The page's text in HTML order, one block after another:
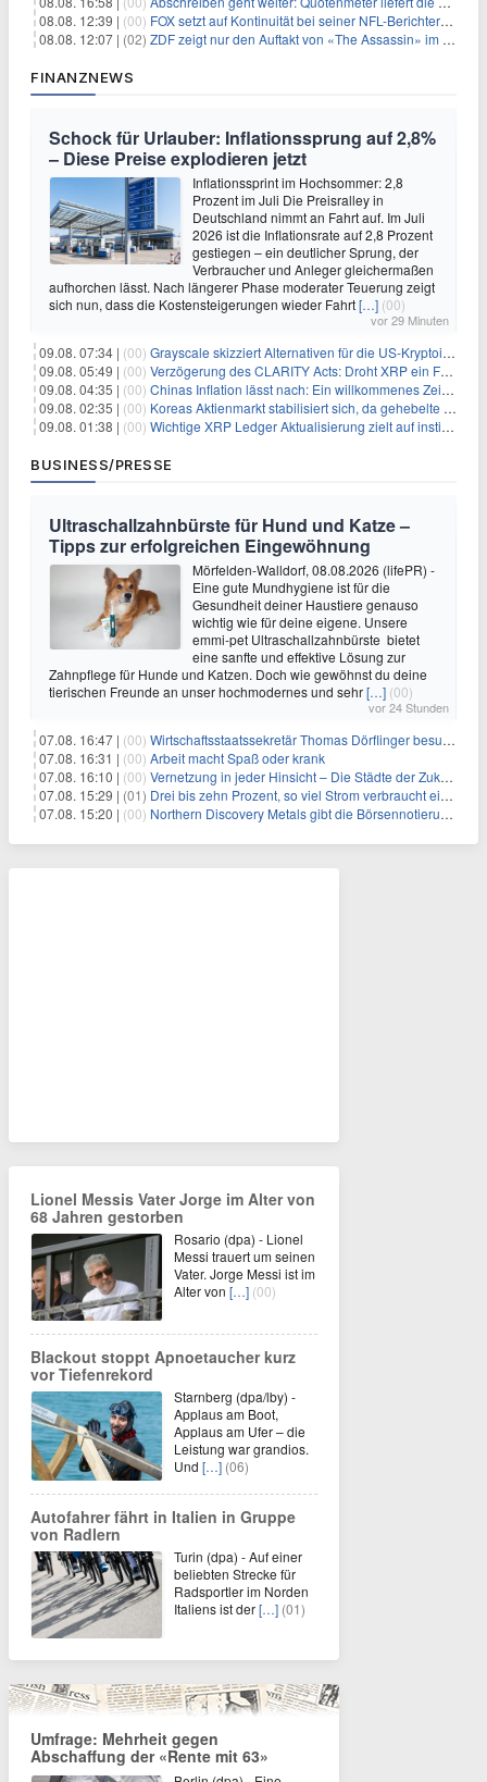
08.08. 12:39 | (00) FOX setzt auf Kontinuität bei seiner NFL-Berichterstattung
08.08. 12:07 | (02) ZDF zeigt nur den Auftakt von «The Assassin» im Fernsehen
FINANZNEWS
Schock für Urlauber: Inflationssprung auf 2,8%
– Diese Preise explodieren jetzt
Inflationssprint im Hochsommer: 2,8
Prozent im Juli Die Preisralley in
Deutschland nimmt an Fahrt auf. Im Juli
2026 ist die Inflationsrate auf 2,8 Prozent
gestiegen – ein deutlicher Sprung, der
Verbraucher und Anleger gleichermaßen
aufhorchen lässt. Nach längerer Phase moderater Teuerung zeigt
sich nun, dass die Kostensteigerungen wieder Fahrt[…] (00)
vor 29 Minuten
09.08. 07:34 | (00) Grayscale skizziert Alternativen für die US-Kryptoindustrie ohne CLARITY Act
09.08. 05:49 | (00) Verzögerung des CLARITY Acts: Droht XRP ein Fall unter die $1-Marke?
09.08. 04:35 | (00) Chinas Inflation lässt nach: Ein willkommenes Zeichen für Investoren angesichts der Folgen des Öl-Schocks
09.08. 02:35 | (00) Koreas Aktienmarkt stabilisiert sich, da gehebelte Positionen abgebaut werden
09.08. 01:38 | (00) Wichtige XRP Ledger Aktualisierung zielt auf institutionelle Akzeptanz ab
BUSINESS/PRESSE
Ultraschallzahnbürste für Hund und Katze –
Tipps zur erfolgreichen Eingewöhnung
Mörfelden-Walldorf, 08.08.2026 (lifePR) -
Eine gute Mundhygiene ist für die
Gesundheit deiner Haustiere genauso
wichtig wie für deine eigene. Unsere
emmi-pet Ultraschallzahnbürste bietet
eine sanfte und effektive Lösung zur
Zahnpflege für Hunde und Katzen. Doch wie gewöhnst du deine
tierischen Freunde an unser hochmodernes und sehr[…] (00)
vor 24 Stunden
07.08. 16:47 | (00) Wirtschaftsstaatssekretär Thomas Dörflinger besucht Handwerksbetrieb im Kammerbezirk Freiburg
07.08. 16:31 | (00) Arbeit macht Spaß oder krank
07.08. 16:10 | (00) Vernetzung in jeder Hinsicht – Die Städte der Zukunft sind grün-blau
07.08. 15:29 | (01) Drei bis zehn Prozent, so viel Strom verbraucht ein Aufzug im Gebäude
07.08. 15:20 | (00) Northern Discovery Metals gibt die Börsennotierung an der Frankfurter Wertpapierbörse bekannt
Lionel Messis Vater Jorge im Alter von
68 Jahren gestorben
Rosario (dpa) - Lionel
Messi trauert um seinen
Vater. Jorge Messi ist im
Alter von […] (00)
Blackout stoppt Apnoetaucher kurz
vor Tiefenrekord
Starnberg (dpa/lby) -
Applaus am Boot,
Applaus am Ufer – die
Leistung war grandios.
Und […] (06)
Autofahrer fährt in Italien in Gruppe
von Radlern
Turin (dpa) - Auf einer
beliebten Strecke für
Radsportler im Norden
Italiens ist der[…] (01)
Umfrage: Mehrheit gegen
Abschaffung der «Rente mit 63»